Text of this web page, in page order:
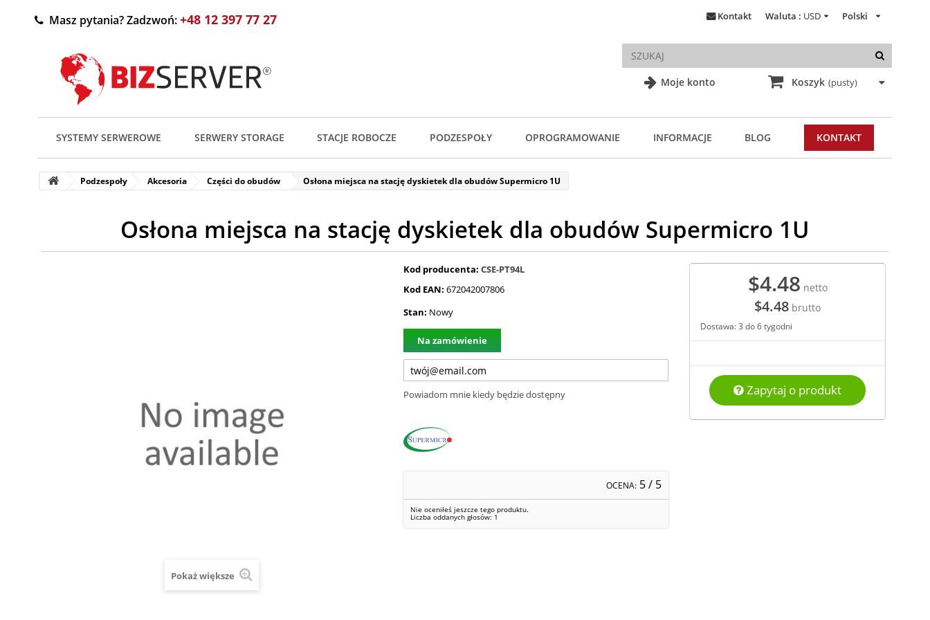
Moje konto
Polski
Waluta : USD
Kontakt
Masz pytania? Zadzwoń:+48 12 397 77 27
Koszyk (pusty)
SYSTEMY SERWEROWE SERWERY STORAGE STACJE ROBOCZE PODZESPOŁY OPROGRAMOWANIE INFORMACJE BLOG KONTAKT
Podzespoły Akcesoria Części do obudów Osłona miejsca na stację dyskietek dla obudów Supermicro 1U
Osłona miejsca na stację dyskietek dla obudów Supermicro 1U
Pokaż większe
Kod producenta: CSE-PT94L
Kod EAN: 672042007806
Stan: Nowy
Na zamówienie
Powiadom mnie kiedy będzie dostępny
OCENA: 5/ 5
Nie oceniłeś jeszcze tego produktu.
Liczba oddanych głosów: 1
$4.48 netto
$4.48 brutto
Dostawa: 3 do 6 tygodni
Zapytaj o produkt